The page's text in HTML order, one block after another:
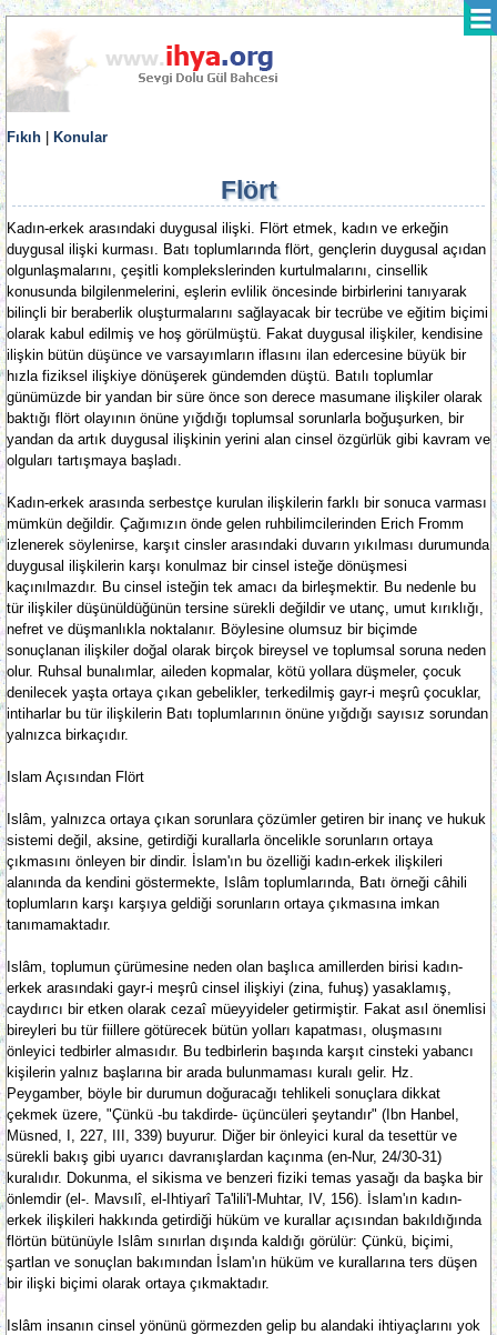
Fıkıh Konular
Flört
Kadın-erkek arasındaki duygusal ilişki. Flört etmek, kadın ve erkeğin
duygusal ilişki kurması. Batı toplumlarında flört, gençlerin duygusal açıdan
olgunlaşmalarını, çeşitli komplekslerinden kurtulmalarını, cinsellik
konusunda bilgilenmelerini, eşlerin evlilik öncesinde birbirlerini tanıyarak
bilinçli bir beraberlik oluşturmalarını sağlayacak bir tecrübe ve eğitim biçimi
olarak kabul edilmiş ve hoş görülmüştü. Fakat duygusal ilişkiler, kendisine
ilişkin bütün düşünce ve varsayımların iflasını ilan edercesine büyük bir
hızla fiziksel ilişkiye dönüşerek gündemden düştü. Batılı toplumlar
günümüzde bir yandan bir süre önce son derece masumane ilişkiler olarak
baktığı flört olayının önüne yığdığı toplumsal sorunlarla boğuşurken, bir
yandan da artık duygusal ilişkinin yerini alan cinsel özgürlük gibi kavram ve
olguları tartışmaya başladı.
Kadın-erkek arasında serbestçe kurulan ilişkilerin farklı bir sonuca varması
mümkün değildir. Çağımızın önde gelen ruhbilimcilerinden Erich Fromm
izlenerek söylenirse, karşıt cinsler arasındaki duvarın yıkılması durumunda
duygusal ilişkilerin karşı konulmaz bir cinsel isteğe dönüşmesi
kaçınılmazdır. Bu cinsel isteğin tek amacı da birleşmektir. Bu nedenle bu
tür ilişkiler düşünüldüğünün tersine sürekli değildir ve utanç, umut kırıklığı,
nefret ve düşmanlıkla noktalanır. Böylesine olumsuz bir biçimde
sonuçlanan ilişkiler doğal olarak birçok bireysel ve toplumsal soruna neden
olur. Ruhsal bunalımlar, aileden kopmalar, kötü yollara düşmeler, çocuk
denilecek yaşta ortaya çıkan gebelikler, terkedilmiş gayr-i meşrû çocuklar,
intiharlar bu tür ilişkilerin Batı toplumlarının önüne yığdığı sayısız sorundan
yalnızca birkaçıdır.
Islam Açısından Flört
Islâm, yalnızca ortaya çıkan sorunlara çözümler getiren bir inanç ve hukuk
sistemi değil, aksine, getirdiği kurallarla öncelikle sorunların ortaya
çıkmasını önleyen bir dindir. İslam'ın bu özelliği kadın-erkek ilişkileri
alanında da kendini göstermekte, Islâm toplumlarında, Batı örneği câhili
toplumların karşı karşıya geldiği sorunların ortaya çıkmasına imkan
tanımamaktadır.
Islâm, toplumun çürümesine neden olan başlıca amillerden birisi kadın-
erkek arasındaki gayr-i meşrû cinsel ilişkiyi (zina, fuhuş) yasaklamış,
caydırıcı bir etken olarak cezaî müeyyideler getirmiştir. Fakat asıl önemlisi
bireyleri bu tür fiillere götürecek bütün yolları kapatması, oluşmasını
önleyici tedbirler almasıdır. Bu tedbirlerin başında karşıt cinsteki yabancı
kişilerin yalnız başlarına bir arada bulunmaması kuralı gelir. Hz.
Peygamber, böyle bir durumun doğuracağı tehlikeli sonuçlara dikkat
çekmek üzere, "Çünkü -bu takdirde- üçüncüleri şeytandır" (Ibn Hanbel,
Müsned, I, 227, III, 339) buyurur. Diğer bir önleyici kural da tesettür ve
sürekli bakış gibi uyarıcı davranışlardan kaçınma (en-Nur, 24/30-31)
kuralıdır. Dokunma, el sikisma ve benzeri fiziki temas yasağı da başka bir
önlemdir (el-. Mavsılî, el-Ihtiyarî Ta'lili'l-Muhtar, IV, 156). İslam'ın kadın-
erkek ilişkileri hakkında getirdiği hüküm ve kurallar açısından bakıldığında
flörtün bütünüyle Islâm sınırlan dışında kaldığı görülür: Çünkü, biçimi,
şartlan ve sonuçlan bakımından İslam'ın hüküm ve kurallarına ters düşen
bir ilişki biçimi olarak ortaya çıkmaktadır.
Islâm insanın cinsel yönünü görmezden gelip bu alandaki ihtiyaçlarını yok